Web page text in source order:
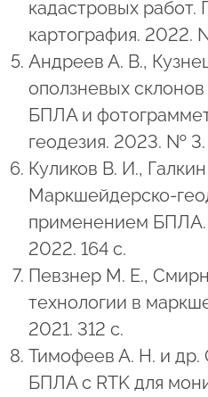
кадастровых работ.
картография. 2022.
Андреев А. В.,
оползневых
БПЛА и
геодезия. 2023. № 3.
Куликов В. И.,
Маркшейдерско-
применением БПЛА.
2022. 164 с.
Певзнер М. Е.,
технологии в
2021. 312 с.
Тимофеев А. Н. и др.
БПЛА с RTK для